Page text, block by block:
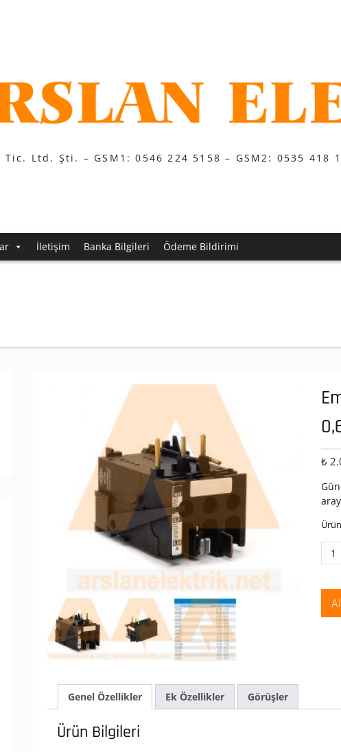
Tic. Ltd. Şti. – GSM1: 0546 224 5158 – GSM2: 0535
İletişim Banka Bilgileri Ödeme Bildirimi
₺
Röle
0,63
Genel Özellikler Ek Özellikler Görüşler
Ürün Bilgileri